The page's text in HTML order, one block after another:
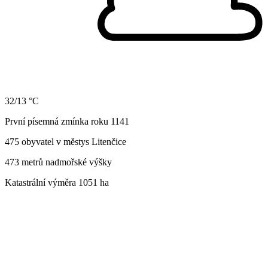
32/13 °C
První písemná zmínka roku 1141
475 obyvatel v městys Litenčice
473 metrů nadmořské výšky
Katastrální výměra 1051 ha